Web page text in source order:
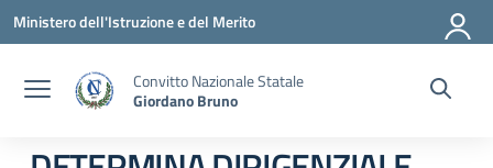
Vai ai contenuti
Vai al menu di navigazione
Vai al footer
Ministero dell'Istruzione e del Merito
Convitto Nazionale Statale
Giordano Bruno